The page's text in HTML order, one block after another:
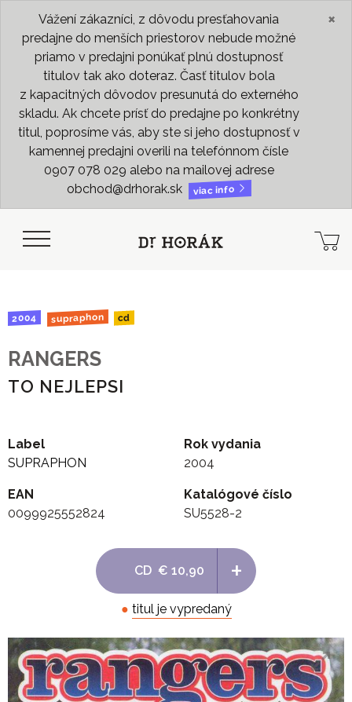
Vážení zákazníci, z dôvodu presťahovania
predajne do menších priestorov nebude možné
priamo v predajni ponúkať plnú dostupnosť
titulov tak ako doteraz. Časť titulov bola
z kapacitných dôvodov presunutá do externého
skladu. Ak chcete prísť do predajne po konkrétny
titul, poprosíme vás, aby ste si jeho dostupnosť v
kamennej predajni overili na telefónnom čísle
0907 078 029 alebo na mailovej adrese
obchod@drhorak.sk
viac info
×
2004 supraphon cd
RANGERS
TO NEJLEPSI
Label
SUPRAPHON
Rok vydania
2004
EAN
0099925552824
Katalógové číslo
SU5528-2
CD € 10,90 +
● titul je vypredaný